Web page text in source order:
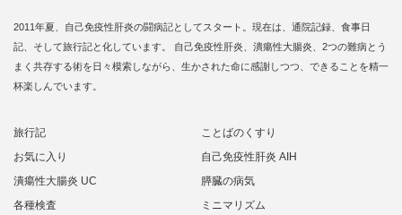
2011年夏、自己免疫性肝炎の闘病記としてスタート。現在は、通院記録、食事日
記、そして旅行記と化しています。 自己免疫性肝炎、潰瘍性大腸炎、2つの難病とう
まく共存する術を日々模索しながら、生かされた命に感謝しつつ、できることを精一
杯楽しんでいます。
旅行記
ことばのくすり
お気に入り
自己免疫性肝炎 AIH
潰瘍性大腸炎 UC
膵臓の病気
各種検査
ミニマリズム